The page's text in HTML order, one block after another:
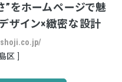
”をホームページで魅
ザイン×緻密な設計
shoji.co.jp/
区